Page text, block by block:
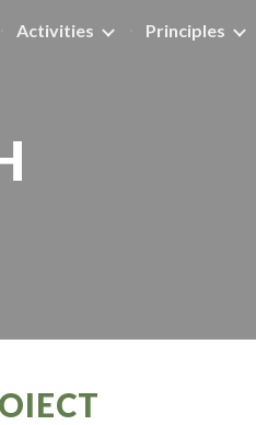
Skip to navigation
Activities Principles